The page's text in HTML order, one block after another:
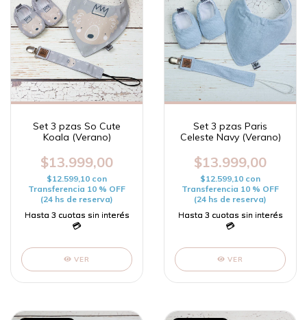
Set 3 pzas So Cute
Koala (Verano)
$13.999,00
$12.599,10 con
Transferencia 10 % OFF
(24 hs de reserva)
VER
Set 3 pzas Paris
Celeste Navy (Verano)
$13.999,00
$12.599,10 con
Transferencia 10 % OFF
(24 hs de reserva)
VER